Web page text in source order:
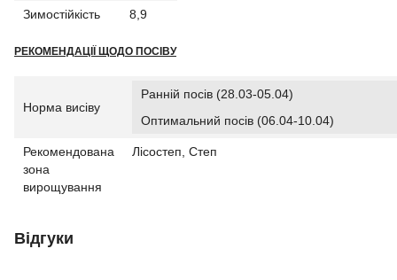
Зимостійкість
8,9
РЕКОМЕНДАЦІЇ ЩОДО ПОСІВУ
Норма висіву
Ранній посів (28.03-05.04)
Оптимальний посів (06.04-10.04)
Рекомендована
зона
вирощування
Лісостеп, Степ
Відгуки